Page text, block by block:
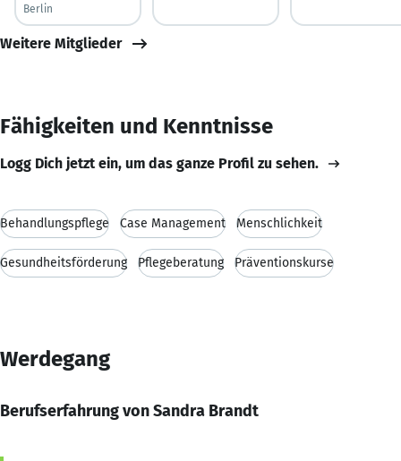
Berlin
Weitere Mitglieder
Fähigkeiten und Kenntnisse
Logg Dich jetzt ein, um das ganze Profil zu sehen.
Behandlungspflege Case Management Menschlichkeit
Gesundheitsförderung Pflegeberatung Präventionskurse
Werdegang
Berufserfahrung von Sandra Brandt